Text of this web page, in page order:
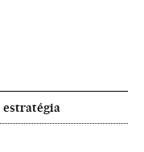
estratégia